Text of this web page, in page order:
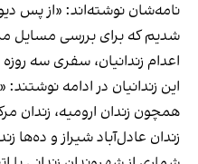
نامه‌شان نوشته‌اند: «از پس
شدیم که برای بررسی مسایل
اعدام زندانیان، سفری سه
این زندانیان در ادامه نوشتند:
همچون زندان ارومیه، زندان
زندان عادل‌آباد شیراز و ده‌ها